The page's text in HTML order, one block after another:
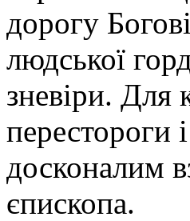
дорогу
людської
зневіри. Для
перестороги
досконалим
єпископа.